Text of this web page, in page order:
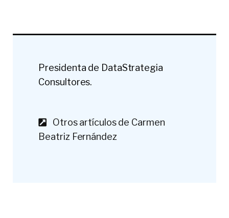
Presidenta de DataStrategia
Consultores.
Otros artículos de Carmen
Beatriz Fernández